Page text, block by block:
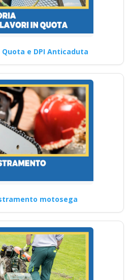
Quota e DPI Anticaduta
motosega